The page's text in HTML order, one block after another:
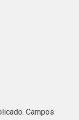
Campos